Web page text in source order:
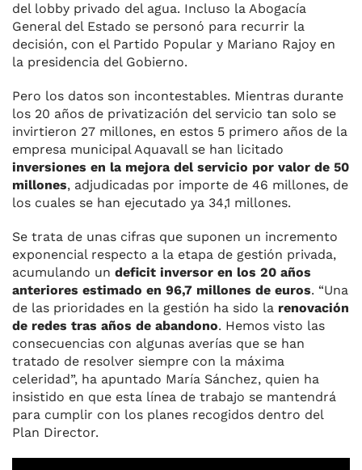
del lobby privado del agua. Incluso la Abogacía
General del Estado se personó para recurrir la
decisión, con el Partido Popular y Mariano Rajoy en
la presidencia del Gobierno.
Pero los datos son incontestables. Mientras durante
los 20 años de privatización del servicio tan solo se
invirtieron 27 millones, en estos 5 primero años de la
empresa municipal Aquavall se han licitado
inversiones en la mejora del servicio por valor de 50
millones, adjudicadas por importe de 46 millones, de
los cuales se han ejecutado ya 34,1 millones.
Se trata de unas cifras que suponen un incremento
exponencial respecto a la etapa de gestión privada,
acumulando un deficit inversor en los 20 años
anteriores estimado en 96,7 millones de euros. “Una
de las prioridades en la gestión ha sido la renovación
de redes tras años de abandono. Hemos visto las
consecuencias con algunas averías que se han
tratado de resolver siempre con la máxima
celeridad”, ha apuntado María Sánchez, quien ha
insistido en que esta línea de trabajo se mantendrá
para cumplir con los planes recogidos dentro del
Plan Director.